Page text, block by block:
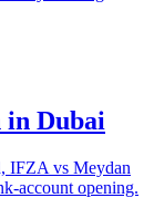
in Dubai
IFZA vs Meydan
account opening.